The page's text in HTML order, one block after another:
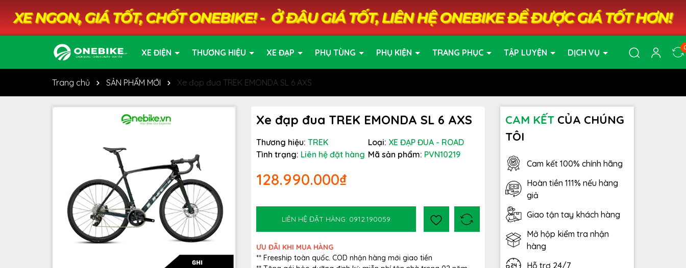
XE ĐIỆN THƯƠNG HIỆU XE ĐẠP PHỤ TÙNG PHỤ KIỆN TRANG PHỤC TẬP LUYỆN DỊCH VỤ
Trang chủ SẢN PHẨM MỚI Xe đạp đua TREK EMONDA SL 6 AXS
Xe đạp đua TREK EMONDA SL 6 AXS
Thương hiệu: TREK Loại: XE ĐẠP ĐUA - ROAD
Tình trạng: Liên hệ đặt hàng Mã sản phẩm: PVN10219
128.990.000₫
LIÊN HỆ ĐẶT HÀNG: 0912.190059
ƯU ĐÃI KHI MUA HÀNG
** Freeship toàn quốc. COD nhận hàng mới giao tiền
CAM KẾTCỦA CHÚNG
TÔI
Cam kết 100% chính hãng
Hoàn tiền 111% nếu hàng
giả
Giao tận tay khách hàng
Mở hộp kiểm tra nhận
hàng
Hỗ trợ 24/7